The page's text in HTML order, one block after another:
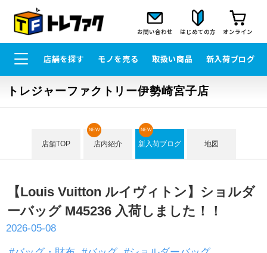
お問い合わせ はじめての方 オンライン
店舗を探す モノを売る 取扱い商品 新入荷ブログ
トレジャーファクトリー伊勢崎宮子店
店舗TOP 店内紹介
NEW
新入荷ブログ
NEW
地図
【Louis Vuitton ルイヴィトン】ショルダ
ーバッグ M45236 入荷しました！！
2026-05-08